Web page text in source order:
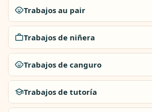
Trabajos au pair
Trabajos de niñera
Trabajos de canguro
Trabajos de tutoría